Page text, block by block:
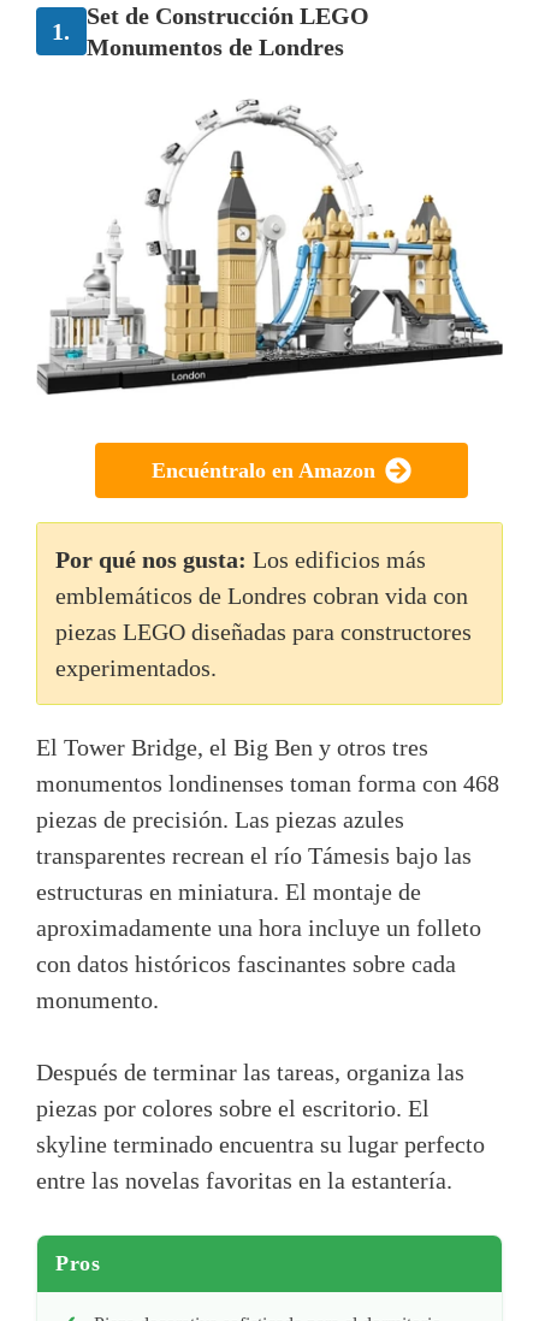
1.
Set de Construcción LEGO
Monumentos de Londres
Encuéntralo en Amazon
Por qué nos gusta: Los edificios más
emblemáticos de Londres cobran vida con
piezas LEGO diseñadas para constructores
experimentados.
El Tower Bridge, el Big Ben y otros tres
monumentos londinenses toman forma con 468
piezas de precisión. Las piezas azules
transparentes recrean el río Támesis bajo las
estructuras en miniatura. El montaje de
aproximadamente una hora incluye un folleto
con datos históricos fascinantes sobre cada
monumento.
Después de terminar las tareas, organiza las
piezas por colores sobre el escritorio. El
skyline terminado encuentra su lugar perfecto
entre las novelas favoritas en la estantería.
Pros